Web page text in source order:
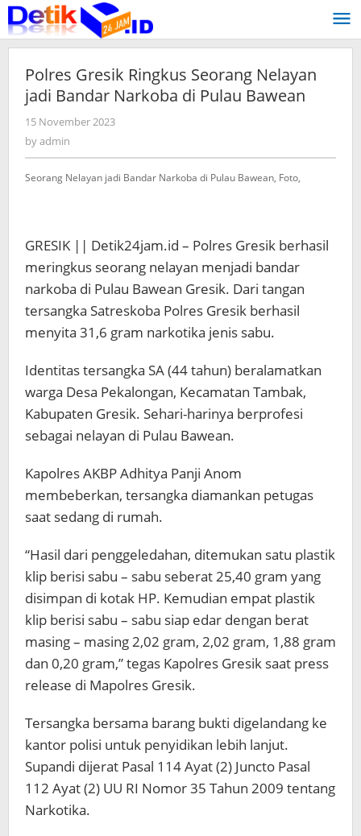
Skip
to
content
Polres Gresik Ringkus Seorang Nelayan
jadi Bandar Narkoba di Pulau Bawean
15 November 2023
byadmin
Seorang Nelayan jadi Bandar Narkoba di Pulau Bawean, Foto,
GRESIK || Detik24jam.id – Polres Gresik berhasil
meringkus seorang nelayan menjadi bandar
narkoba di Pulau Bawean Gresik. Dari tangan
tersangka Satreskoba Polres Gresik berhasil
menyita 31,6 gram narkotika jenis sabu.
Identitas tersangka SA (44 tahun) beralamatkan
warga Desa Pekalongan, Kecamatan Tambak,
Kabupaten Gresik. Sehari-harinya berprofesi
sebagai nelayan di Pulau Bawean.
Kapolres AKBP Adhitya Panji Anom
membeberkan, tersangka diamankan petugas
saat sedang di rumah.
“Hasil dari penggeledahan, ditemukan satu plastik
klip berisi sabu – sabu seberat 25,40 gram yang
disimpan di kotak HP. Kemudian empat plastik
klip berisi sabu – sabu siap edar dengan berat
masing – masing 2,02 gram, 2,02 gram, 1,88 gram
dan 0,20 gram,” tegas Kapolres Gresik saat press
release di Mapolres Gresik.
Tersangka bersama barang bukti digelandang ke
kantor polisi untuk penyidikan lebih lanjut.
Supandi dijerat Pasal 114 Ayat (2) Juncto Pasal
112 Ayat (2) UU RI Nomor 35 Tahun 2009 tentang
Narkotika.